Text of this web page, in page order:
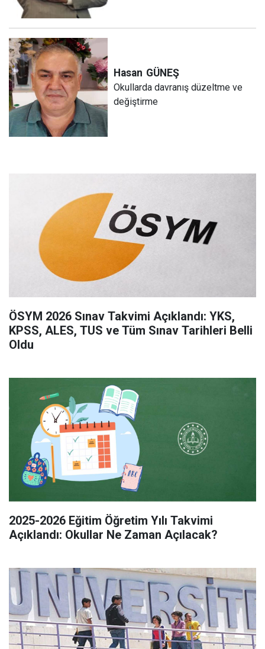
Hasan GÜNEŞ
Okullarda davranış düzeltme ve
değiştirme
ÖSYM 2026 Sınav Takvimi Açıklandı: YKS,
KPSS, ALES, TUS ve Tüm Sınav Tarihleri Belli
Oldu
2025-2026 Eğitim Öğretim Yılı Takvimi
Açıklandı: Okullar Ne Zaman Açılacak?